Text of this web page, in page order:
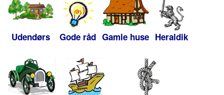
Udendørs Gode råd Gamle huse Heraldik